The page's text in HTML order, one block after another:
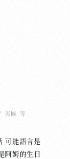
美國 等
可能語言是
阿姆的生日